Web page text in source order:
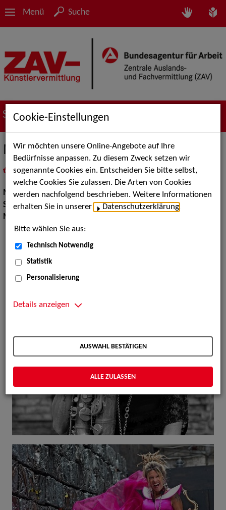
Menü Suche
Suche nach Künstler*innen
Moni Ramoni
als PDF speichern
inMeine Merklistelegen
Musik:Instrumental Solisten, Jazz
Show:Musik Shows, Show Acts
Musik Shows:
Cookie-Einstellungen
Wir möchten unsere Online-Angebote auf Ihre
Bedürfnisse anpassen. Zu diesem Zweck setzen wir
sogenannte Cookies ein. Entscheiden Sie bitte selbst,
welche Cookies Sie zulassen. Die Arten von Cookies
werden nachfolgend beschrieben. Weitere Informationen
erhalten Sie in unserer
Datenschutzerklärung
Bitte wählen Sie aus:
Technisch Notwendig
Statistik
Personalisierung
Details anzeigen
AUSWAHL BESTÄTIGEN
ALLE ZULASSEN